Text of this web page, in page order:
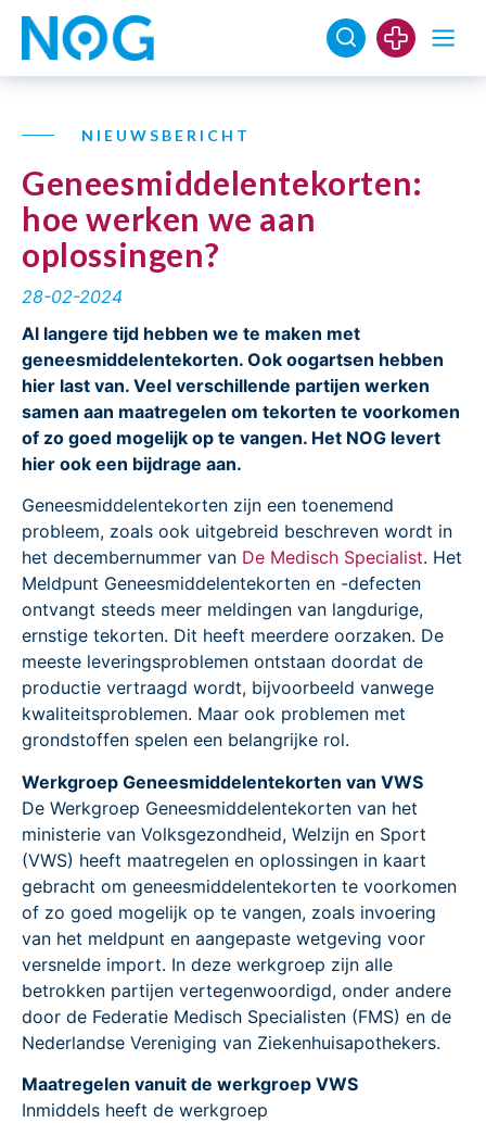
NIEUWSBERICHT
Geneesmiddelentekorten:
hoe werken we aan
oplossingen?
28-02-2024
Al langere tijd hebben we te maken met
geneesmiddelentekorten. Ook oogartsen hebben
hier last van. Veel verschillende partijen werken
samen aan maatregelen om tekorten te voorkomen
of zo goed mogelijk op te vangen. Het NOG levert
hier ook een bijdrage aan.
Geneesmiddelentekorten zijn een toenemend
probleem, zoals ook uitgebreid beschreven wordt in
het decembernummer van De Medisch Specialist. Het
Meldpunt Geneesmiddelentekorten en -defecten
ontvangt steeds meer meldingen van langdurige,
ernstige tekorten. Dit heeft meerdere oorzaken. De
meeste leveringsproblemen ontstaan doordat de
productie vertraagd wordt, bijvoorbeeld vanwege
kwaliteitsproblemen. Maar ook problemen met
grondstoffen spelen een belangrijke rol.
Werkgroep Geneesmiddelentekorten van VWS
De Werkgroep Geneesmiddelentekorten van het
ministerie van Volksgezondheid, Welzijn en Sport
(VWS) heeft maatregelen en oplossingen in kaart
gebracht om geneesmiddelentekorten te voorkomen
of zo goed mogelijk op te vangen, zoals invoering
van het meldpunt en aangepaste wetgeving voor
versnelde import. In deze werkgroep zijn alle
betrokken partijen vertegenwoordigd, onder andere
door de Federatie Medisch Specialisten (FMS) en de
Nederlandse Vereniging van Ziekenhuisapothekers.
Maatregelen vanuit de werkgroep VWS
Inmiddels heeft de werkgroep